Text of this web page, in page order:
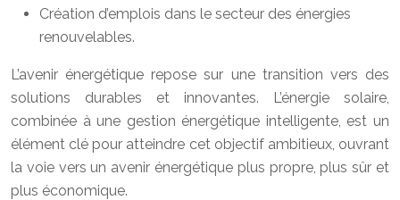
Création d’emplois dans le secteur des énergies
renouvelables.
L’avenir énergétique repose sur une transition vers des
solutions durables et innovantes. L’énergie solaire,
combinée à une gestion énergétique intelligente, est un
élément clé pour atteindre cet objectif ambitieux, ouvrant
la voie vers un avenir énergétique plus propre, plus sûr et
plus économique.